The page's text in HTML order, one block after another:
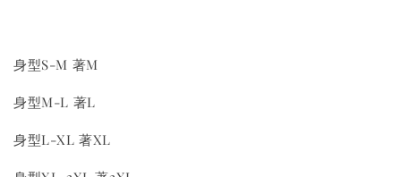
身型S-M 著M
身型M-L 著L
身型L-XL 著XL